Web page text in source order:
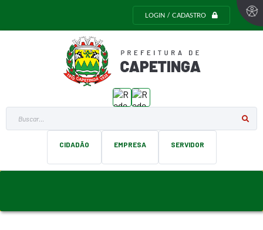
LOGIN / CADASTRO
Buscar...
CIDADÃO EMPRESA SERVIDOR